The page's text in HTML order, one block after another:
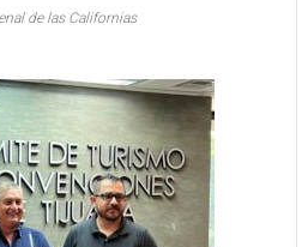
de las Californias